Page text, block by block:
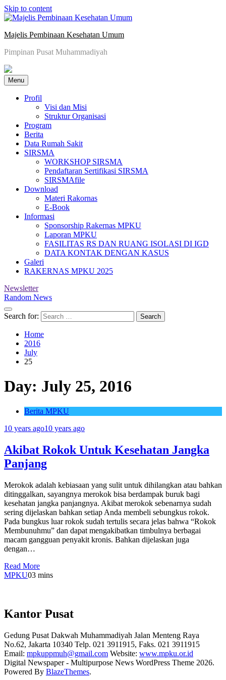
Skip to content
Majelis Pembinaan Kesehatan Umum
Pimpinan Pusat Muhammadiyah
Menu
Profil
Visi dan Misi
Struktur Organisasi
Program
Berita
Data Rumah Sakit
SIRSMA
WORKSHOP SIRSMA
Pendaftaran Sertifikasi SIRSMA
SIRSMAfile
Download
Materi Rakornas
E-Book
Informasi
Sponsorship Rakernas MPKU
Laporan MPKU
FASILITAS RS DAN RUANG ISOLASI DI IGD
DATA KONTAK DENGAN KASUS
Galeri
RAKERNAS MPKU 2025
Newsletter
Random News
Search for:
Home
2016
July
25
Day: July 25, 2016
Berita MPKU
10 years ago10 years ago
Akibat Rokok Untuk Kesehatan Jangka
Panjang
Merokok adalah kebiasaan yang sulit untuk dihilangkan atau bahkan
ditinggalkan, sayangnya merokok bisa berdampak buruk bagi
kesehatan jangka panjangnya. Akibat merokok sebenarnya sudah
sering dijelaskan bahkan setiap Anda membeli sebungkus rokok.
Pada bungkus luar rokok sudah tertulis secara jelas bahwa “Rokok
Membunuhmu” dan dapat mengakibatkan timbulnya berbagai
macam gangguan penyakit kronis. Bahkan dijelaskan juga
dengan…
Read More
MPKU03 mins
Kantor Pusat
Gedung Pusat Dakwah Muhammadiyah Jalan Menteng Raya
No.62, Jakarta 10340 Telp. 021 3911915, Faks. 021 3911915
Email: mpkuppmuh@gmail.com Website: www.mpku.or.id
Digital Newspaper - Multipurpose News WordPress Theme 2026.
Powered By BlazeThemes.